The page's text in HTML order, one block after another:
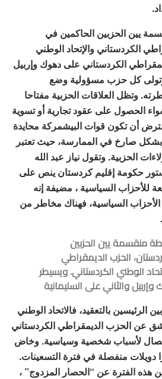
يين الحزبين الحاكمين في
الكردستاني والإتحاد الوطني
الكردستاني على دهوك وإربيل
وتولى كل حزب مسؤولية وضع
وتظل العلاقات الحزبية مفتاحا
الحصول على عقود تجارية أو تسوية
أن تكون قوات البيشمركة محايدة
بشكل صارخ في الممارسة، حيث تعتبر
الحزبية. وتقول نياز عبد الله
حكومة إقليم كردستان ينص على
للأحزاب السياسية ، مضيفة إنه
السياسية، فهناك مخاطر من
منقسمة يين الحزبين
الحزب الديمقراطي
الوطني الكردستاني. ويسيطر
والثاني على السليمانية
الرئيسين بالتعقيد، فالاتحاد الوطني
عن الحزب الديمقراطي الكردستاني
لأسباب شخصية وسياسية. وخاض
دويلات منفصلة في فترة التسعينات.
هذه الفترة عن “الحصار المزدوج” ،